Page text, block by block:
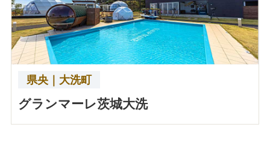
県央｜大洗町
グランマーレ茨城大洗